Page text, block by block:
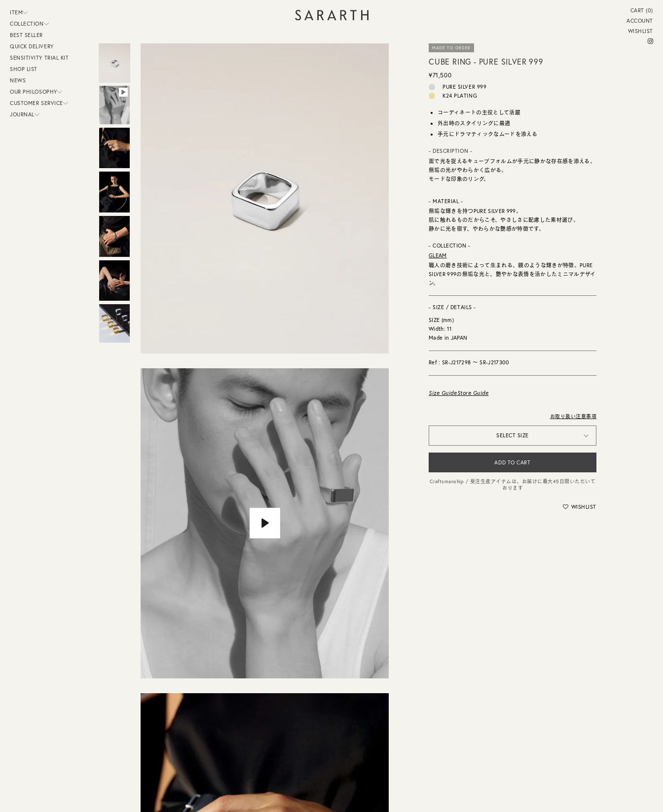
ITEM
COLLECTION
BEST SELLER
QUICK DELIVERY
SENSITIVITY TRIAL KIT
SHOP LIST
NEWS
OUR PHILOSOPHY
CUSTOMER SERVICE
JOURNAL
CART (0)
ACCOUNT
WISHLIST
再
MADE TO ORDER
CUBE RING - PURE SILVER 999
¥71,500
PURE SILVER 999
K24 PLATING
コーディネートの主役として活躍
外出時のスタイリングに最適
手元にドラマティックなムードを添える
- DESCRIPTION -
面で光を捉えるキューブフォルムが手元に静かな存在感を添える。
無垢の光がやわらかく広がる。
モードな印象のリング。
- MATERIAL -
無垢な輝きを持つPURE SILVER 999。
肌に触れるものだからこそ、やさしさに配慮した素材選び。
静かに光を宿す、やわらかな艶感が特徴です。
- COLLECTION -
GLEAM
職人の磨き技術によって生まれる、鏡のような輝きが特徴。PURE
SILVER 999の無垢な光と、艶やかな表情を活かしたミニマルデザイ
ン。
- SIZE / DETAILS -
SIZE (mm)
Width: 11
Made in JAPAN
Ref : SR-J217298 〜 SR-J217300
Size GuideStore Guide
お取り扱い注意事項
SELECT SIZE
ADD TO CART
Craftsmanship / 受注生産アイテムは、お届けに最大45日間いただいて
おります
WISHLIST